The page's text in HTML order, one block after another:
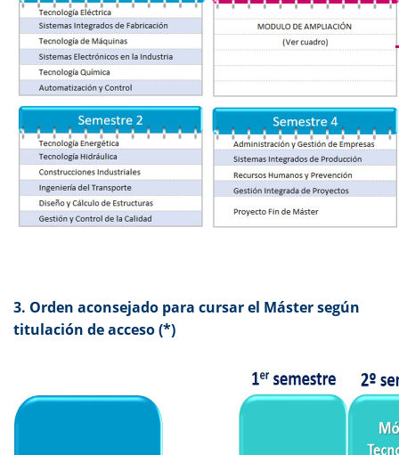
3. Orden aconsejado para cursar el Máster según
titulación de acceso (*)